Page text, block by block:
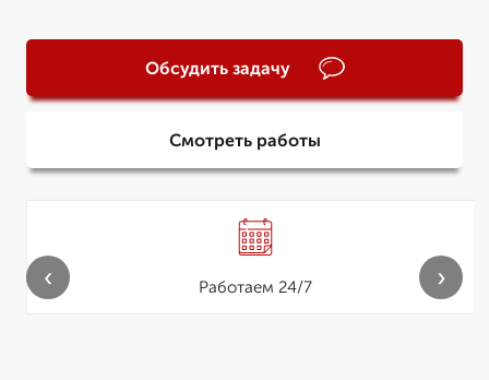
Обсудить задачу
Смотреть работы
Работаем 24/7
‹ ›